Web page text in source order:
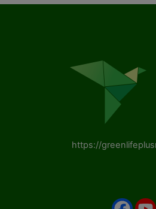
https://